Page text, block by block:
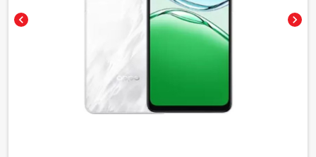
chevron_left chevron_right